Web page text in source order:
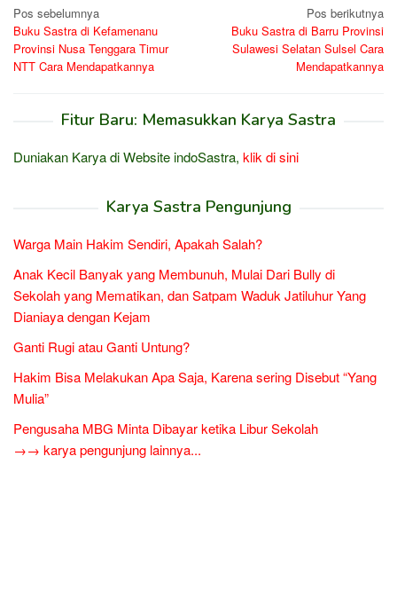
Navigasi
pos
Pos sebelumnya
Buku Sastra di Kefamenanu
Provinsi Nusa Tenggara Timur
NTT Cara Mendapatkannya
Pos berikutnya
Buku Sastra di Barru Provinsi
Sulawesi Selatan Sulsel Cara
Mendapatkannya
Fitur Baru: Memasukkan Karya Sastra
Duniakan Karya di Website indoSastra, klik di sini
Karya Sastra Pengunjung
Warga Main Hakim Sendiri, Apakah Salah?
Anak Kecil Banyak yang Membunuh, Mulai Dari Bully di
Sekolah yang Mematikan, dan Satpam Waduk Jatiluhur Yang
Dianiaya dengan Kejam
Ganti Rugi atau Ganti Untung?
Hakim Bisa Melakukan Apa Saja, Karena sering Disebut “Yang
Mulia”
Pengusaha MBG Minta Dibayar ketika Libur Sekolah
→→ karya pengunjung lainnya...